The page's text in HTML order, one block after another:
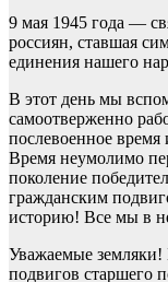
9 мая 1945 года —
россиян, ставшая
единения нашего
В этот день мы
самоотверженно
послевоенное
Время неумолимо
поколение
гражданским
историю! Все мы в
Уважаемые
подвигов старшего